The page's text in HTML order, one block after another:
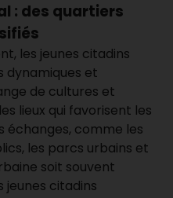
: des quartiers
les jeunes citadins
dynamiques et
de cultures et
lieux qui favorisent les
échanges, comme les
les parcs urbains et
soit souvent
jeunes citadins